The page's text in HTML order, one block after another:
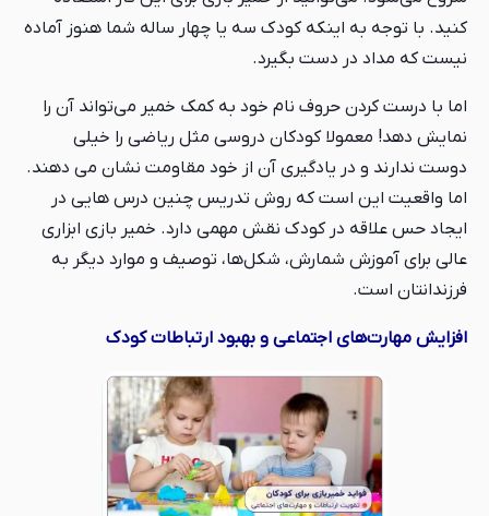
کنید. با توجه به اینکه کودک سه یا چهار ساله شما هنوز آماده
نیست که مداد در دست بگیرد.
اما با درست کردن حروف نام خود به کمک خمیر می‌تواند آن را
نمایش دهد! معمولا کودکان دروسی مثل ریاضی را خیلی
دوست ندارند و در یادگیری آن از خود مقاومت نشان می دهند.
اما واقعیت این است که روش تدریس چنین درس هایی در
ایجاد حس علاقه در کودک نقش مهمی دارد. خمیر بازی ابزاری
عالی برای آموزش شمارش، شکل‌ها، توصیف و موارد دیگر به
فرزندانتان است.
افزایش مهارت‌های اجتماعی و بهبود ارتباطات کودک